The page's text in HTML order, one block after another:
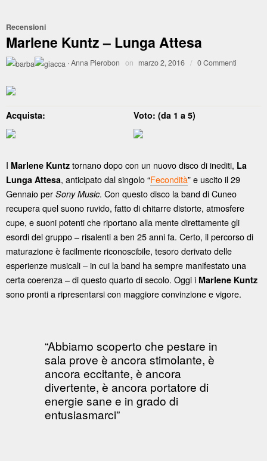
Recensioni
Marlene Kuntz – Lunga Attesa
·Anna Pierobon on marzo 2, 2016 / 0 Commenti
Acquista: Voto: (da 1 a 5)
I Marlene Kuntz tornano dopo con un nuovo disco di inediti, La
Lunga Attesa, anticipato dal singolo “Fecondità” e uscito il 29
Gennaio per Sony Music. Con questo disco la band di Cuneo
recupera quel suono ruvido, fatto di chitarre distorte, atmosfere
cupe, e suoni potenti che riportano alla mente direttamente gli
esordi del gruppo – risalenti a ben 25 anni fa. Certo, il percorso di
maturazione è facilmente riconoscibile, tesoro derivato delle
esperienze musicali – in cui la band ha sempre manifestato una
certa coerenza – di questo quarto di secolo. Oggi i Marlene Kuntz
sono pronti a ripresentarsi con maggiore convinzione e vigore.
“Abbiamo scoperto che pestare in
sala prove è ancora stimolante, è
ancora eccitante, è ancora
divertente, è ancora portatore di
energie sane e in grado di
entusiasmarci”